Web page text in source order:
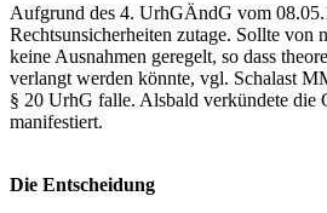
Aufgrund des 4. UrhGÄndG vom
Rechtsunsicherheiten zutage. Sollte von
keine Ausnahmen geregelt, so dass
verlangt werden könnte, vgl. Schalast
§ 20 UrhG falle. Alsbald verkündete die
manifestiert.
Die Entscheidung